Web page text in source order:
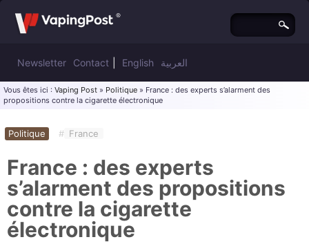
Newsletter Contact English العربية
Vous êtes ici : Vaping Post » Politique » France : des experts s’alarment des
propositions contre la cigarette électronique
Politique # France
France : des experts
s’alarment des propositions
contre la cigarette
électronique